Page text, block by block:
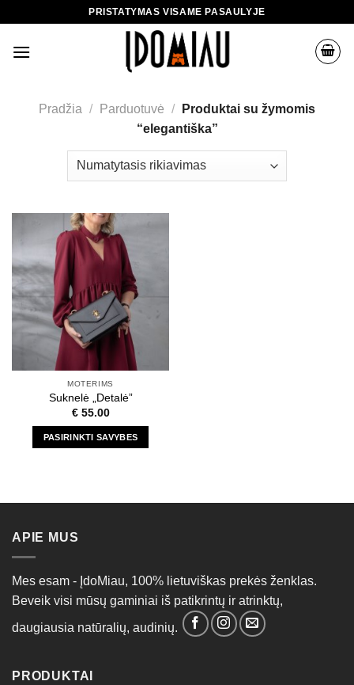
content
PRISTATYMAS VISAME PASAULYJE
Pradžia / Parduotuvė /
Produktai su žymomis
“elegantiška”
MOTERIMS
Suknelė „Detalė”
€55.00
PASIRINKTI SAVYBES
multiple
be
chosen
on
page
APIE MUS
Mes esam - ĮdoMiau, 100% lietuviškas prekės ženklas.
Beveik visi mūsų gaminiai iš patikrintų ir atrinktų,
daugiausia natūralių, audinių.
PRODUKTAI